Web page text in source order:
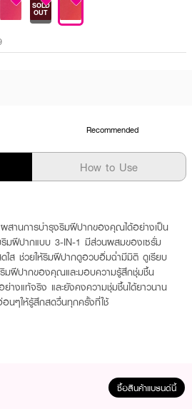
SOLD
OUT
Recommended
How to Use
สานการบำรุงริมฝีปากของคุณได้อย่างเป็น
ริมฝีปากแบบ 3-IN-1 มีส่วนผสมของเซรั่ม
ส ช่วยให้ริมฝีปากดูอวบอิ่มฉ่ำมีมิติ ดูเรียบ
มฝีปากของคุณและมอบความรู้สึกชุ่มชื้น
างแท้จริง และยังคงความชุ่มชื้นได้ยาวนาน
นๆให้รู้สึกสดวื่นทุกครั้งที่ใช้
ซื้อสินค้าแบรนด์นี้